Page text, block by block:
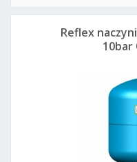
Reflex
10bar